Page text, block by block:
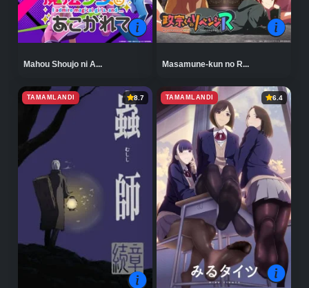
Mahou Shoujo ni A... Masamune-kun no R...
TAMAMLANDI 8.7 TAMAMLANDI 6.4